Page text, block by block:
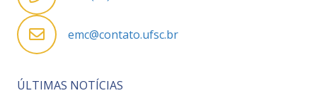
emc@contato.ufsc.br
ÚLTIMAS NOTÍCIAS